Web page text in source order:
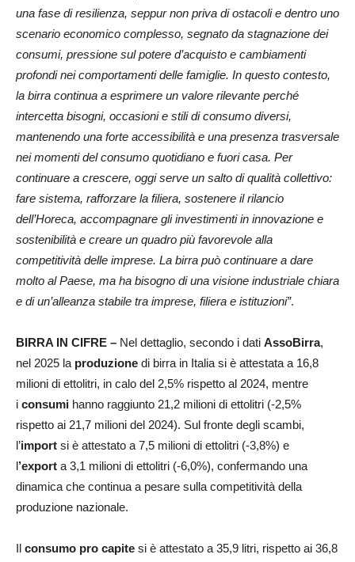
una fase di resilienza, seppur non priva di ostacoli e dentro uno
scenario economico complesso, segnato da stagnazione dei
consumi, pressione sul potere d’acquisto e cambiamenti
profondi nei comportamenti delle famiglie. In questo contesto,
la birra continua a esprimere un valore rilevante perché
intercetta bisogni, occasioni e stili di consumo diversi,
mantenendo una forte accessibilità e una presenza trasversale
nei momenti del consumo quotidiano e fuori casa. Per
continuare a crescere, oggi serve un salto di qualità collettivo:
fare sistema, rafforzare la filiera, sostenere il rilancio
dell’Horeca, accompagnare gli investimenti in innovazione e
sostenibilità e creare un quadro più favorevole alla
competitività delle imprese. La birra può continuare a dare
molto al Paese, ma ha bisogno di una visione industriale chiara
e di un’alleanza stabile tra imprese, filiera e istituzioni”.
BIRRA IN CIFRE – Nel dettaglio, secondo i dati AssoBirra,
nel 2025 la produzione di birra in Italia si è attestata a 16,8
milioni di ettolitri, in calo del 2,5% rispetto al 2024, mentre
i consumi hanno raggiunto 21,2 milioni di ettolitri (-2,5%
rispetto ai 21,7 milioni del 2024). Sul fronte degli scambi,
l’import si è attestato a 7,5 milioni di ettolitri (-3,8%) e
l’export a 3,1 milioni di ettolitri (-6,0%), confermando una
dinamica che continua a pesare sulla competitività della
produzione nazionale.
Il consumo pro capite si è attestato a 35,9 litri, rispetto ai 36,8